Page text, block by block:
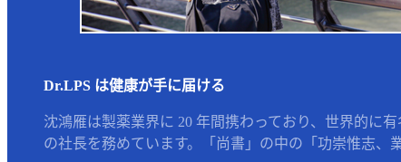
Dr.LPS は健康が手に届ける
沈鴻雁は製薬業界に 20 年間携わっており、世界的に
の社長を務めています。「尚書」の中の「功崇惟志、